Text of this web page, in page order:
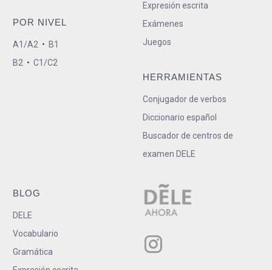
POR NIVEL
A1/A2 • B1
B2 • C1/C2
Expresión escrita
Exámenes
Juegos
HERRAMIENTAS
Conjugador de verbos
Diccionario español
Buscador de centros de
examen DELE
BLOG
DELE
Vocabulario
Gramática